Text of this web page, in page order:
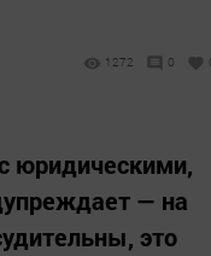
1272 0
юридическими,
— на
это